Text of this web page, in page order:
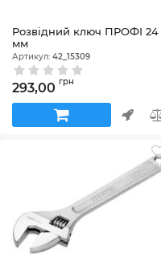
Розвідний ключ ПРОФІ 24
мм
Артикул: 42_15309
293,00 грн